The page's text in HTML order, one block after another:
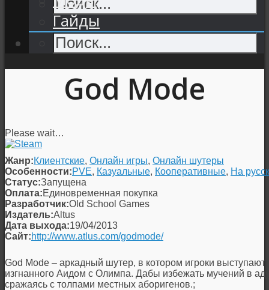
Гайды
God Mode
Please wait…
Жанр:Клиентские, Онлайн игры, Онлайн шутеры
Особенности:PVE, Казуальные, Кооперативные, На
Статус:Запущена
Оплата:Единовременная покупка
Разработчик:Old School Games
Издатель:Altus
Дата выхода:19/04/2013
Сайт:http://www.atlus.com/godmode/
God Mode – аркадный шутер, в котором игроки
изгнанного Аидом с Олимпа. Дабы избежать мучений в
сражаясь с толпами местных аборигенов.;